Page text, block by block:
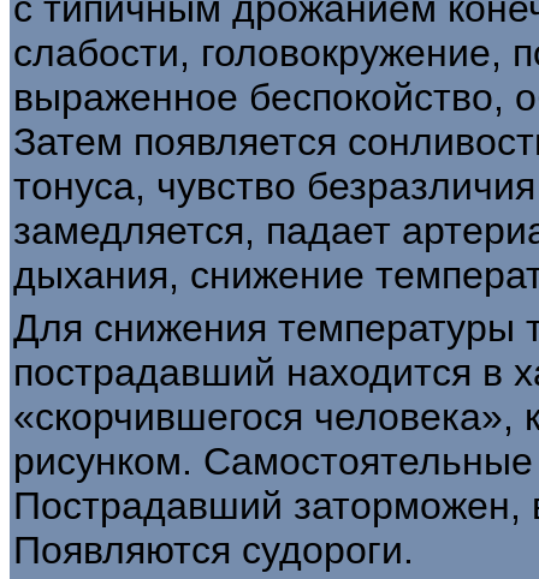
слабости, головокружение,
выраженное беспокойство,
Затем появляется
тонуса, чувство
замедляется, падает
дыхания, снижение
Для снижения температуры
пострадавший находится в
«скорчившегося
рисунком.
Пострадавший заторможен,
Появляются судороги.